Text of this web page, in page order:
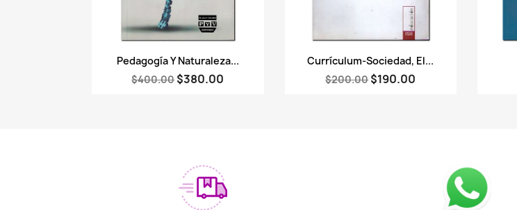
Vista rápida
Pedagogía Y Naturaleza...
$400.00$380.00
Vista rápida
Currículum-Sociedad, El...
$200.00$190.00